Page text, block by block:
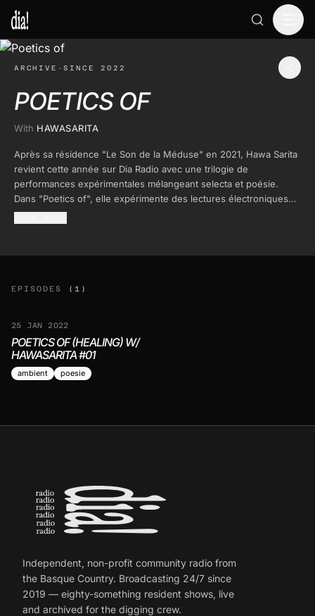
ARCHIVE · SINCE 2022
POETICS OF
With HAWASARITA
Après sa résidence "Le Son de la Méduse" en 2021, Hawa Sarita
revient cette année sur Dia Radio avec une trilogie de
performances expérimentales mélangeant selecta et poésie.
Dans "Poetics of", elle expérimente des lectures électroniques
de poèmes qu’elle écrit. Elle choisit la guérison comme
EPISODES (1)
25 JAN 2022
POETICS OF (HEALING) W/
HAWASARITA #01
ambient poesie
Independent, non-profit community radio from
the Basque Country. Broadcasting 24/7 since
2019 — eighty-something resident shows, live
and archived for the digging crew.